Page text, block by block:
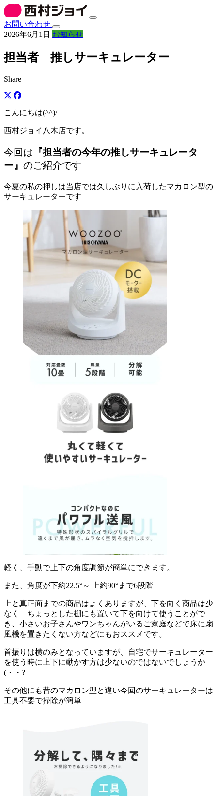
お問い合わせ
2026年6月1日 お知らせ
担当者 推しサーキュレーター
Share
こんにちは(^^)/
西村ジョイ八木店です。
今回は 『担当者の今年の推しサーキュレータ
ー』 のご紹介です
今夏の私の押しは当店では久しぶりに入荷したマカロン型の
サーキュレーターです
軽く、手動で上下の角度調節が簡単にできます。
また、角度が下約22.5°～ 上約90°まで6段階
上と真正面までの商品はよくありますが、下を向く商品は少
なく ちょっとした棚にも置いて下を向けて使うことがで
き、小さいお子さんやワンちゃんがいるご家庭などで床に扇
風機を置きたくない方などにもおススメです。
首振りは横のみとなっていますが、自宅でサーキュレーター
を使う時に上下に動かす方は少ないのではないでしょうか
(・・?
その他にも昔のマカロン型と違い今回のサーキュレーターは
工具不要で掃除が簡単